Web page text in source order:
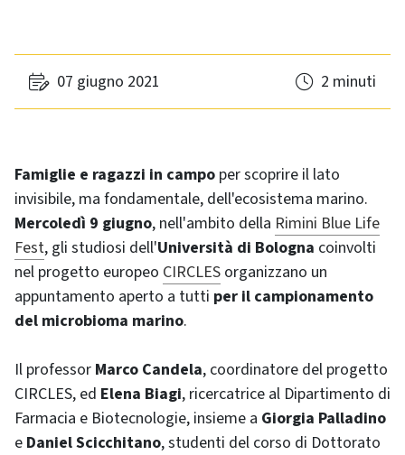
07 giugno 2021 2 minuti
Famiglie e ragazzi in campo per scoprire il lato
invisibile, ma fondamentale, dell'ecosistema marino.
Mercoledì 9 giugno, nell'ambito della Rimini Blue Life
Fest, gli studiosi dell'Università di Bologna coinvolti
nel progetto europeo CIRCLES organizzano un
appuntamento aperto a tutti per il campionamento
del microbioma marino.
Il professor Marco Candela, coordinatore del progetto
CIRCLES, ed Elena Biagi, ricercatrice al Dipartimento di
Farmacia e Biotecnologie, insieme a Giorgia Palladino
e Daniel Scicchitano, studenti del corso di Dottorato